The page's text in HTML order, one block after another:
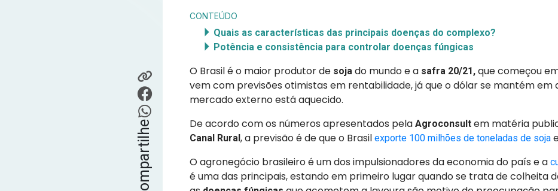
Compartilhe
CONTEÚDO
Quais as características das principais doenças do complexo?
Potência e consistência para controlar doenças fúngicas
O Brasil é o maior produtor de sojado mundo e asafra 20/21,que começou
vem com previsões otimistas em rentabilidade, já que o dólar se mantém em
mercado externo está aquecido.
De acordo com os números apresentados pela Agroconsultem matéria
Canal Rural, a previsão é de que o Brasil exporte 100 milhões de toneladas de soja
O agronegócio brasileiro é um dos impulsionadores da economia do país e a
é uma das principais, estando em primeiro lugar quando se trata de colheita